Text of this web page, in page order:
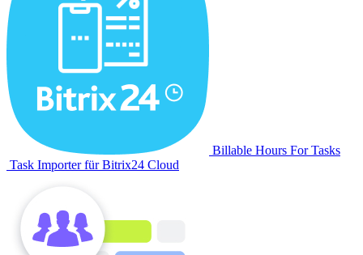
Billable Hours For Tasks
Task Importer für Bitrix24 Cloud